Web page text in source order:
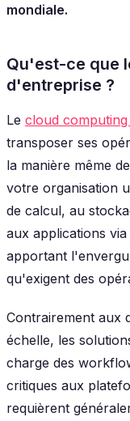
mondiale.
Qu'est-ce que
d'entreprise ?
Le cloud
transposer ses
la manière même
votre organisation
de calcul, au
aux applications
apportant
qu'exigent des
Contrairement aux
échelle, les
charge des
critiques aux
requièrent